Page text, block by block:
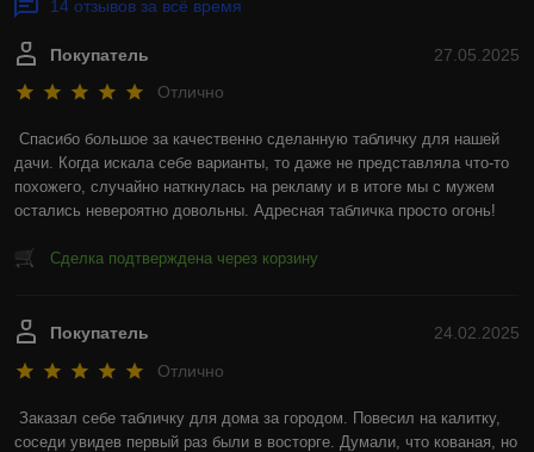
14 отзывов за всё время
27.05.2025
Покупатель
Отлично
Спасибо большое за качественно сделанную табличку для нашей
дачи. Когда искала себе варианты, то даже не представляла что-то
похожего, случайно наткнулась на рекламу и в итоге мы с мужем
остались невероятно довольны. Адресная табличка просто огонь!
Сделка подтверждена через корзину
24.02.2025
Покупатель
Отлично
Заказал себе табличку для дома за городом. Повесил на калитку,
соседи увидев первый раз были в восторге. Думали, что кованая, но